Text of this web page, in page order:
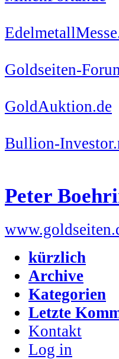
Goldseiten-
GoldAuktion.de
Bullion-
Peter
kürzlich
Archive
Kategorien
Letzte
Kontakt
Log in